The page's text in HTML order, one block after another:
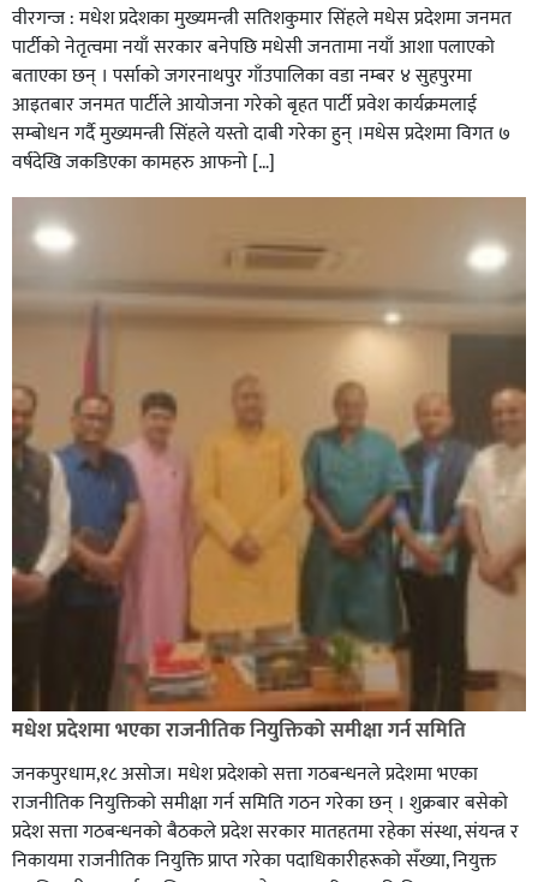
सिराहाको औरहीमा जेन-जी भेला सम्पन्न
वीरगन्ज : मधेश प्रदेशका मुख्यमन्त्री सतिशकुमार सिंहले मधेस प्रदेशमा जनमत
पार्टीको नेतृत्वमा नयाँ सरकार बनेपछि मधेसी जनतामा नयाँ आशा पलाएको
बताएका छन् । पर्साको जगरनाथपुर गाँउपालिका वडा नम्बर ४ सुहपुरमा
आइतबार जनमत पार्टीले आयोजना गरेको बृहत पार्टी प्रवेश कार्यक्रमलाई
सम्बोधन गर्दै मुख्यमन्त्री सिंहले यस्तो दाबी गरेका हुन् ।मधेस प्रदेशमा विगत ७
वर्षदेखि जकडिएका कामहरु आफनो […]
मधेश प्रदेशमा भएका राजनीतिक नियुक्तिको समीक्षा गर्न समिति
जनकपुरधाम,१८ असोज। मधेश प्रदेशको सत्ता गठबन्धनले प्रदेशमा भएका
राजनीतिक नियुक्तिको समीक्षा गर्न समिति गठन गरेका छन् । शुक्रबार बसेको
प्रदेश सत्ता गठबन्धनको बैठकले प्रदेश सरकार मातहतमा रहेका संस्था, संयन्त्र र
निकायमा राजनीतिक नियुक्ति प्राप्त गरेका पदाधिकारीहरूको सँख्या, नियुक्त